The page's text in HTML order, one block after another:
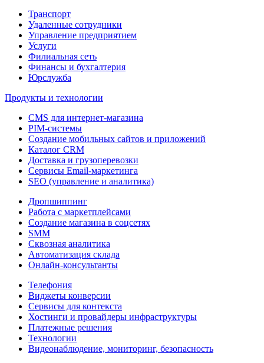
Транспорт
Удаленные сотрудники
Управление предприятием
Услуги
Филиальная сеть
Финансы и бухгалтерия
Юрслужба
Продукты и технологии
CMS для интернет-магазина
PIM-системы
Создание мобильных сайтов и приложений
Каталог CRM
Доставка и грузоперевозки
Сервисы Email-маркетинга
SEO (управление и аналитика)
Дропшиппинг
Работа с маркетплейсами
Создание магазина в соцсетях
SMM
Сквозная аналитика
Автоматизация склада
Онлайн-консультанты
Телефония
Виджеты конверсии
Сервисы для контекста
Хостинги и провайдеры инфраструктуры
Платежные решения
Технологии
Видеонаблюдение, мониторинг, безопасность